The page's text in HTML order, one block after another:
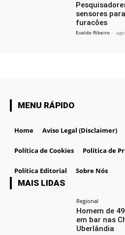
sensores
furacões
Evaldo Ribeiro -
MENU RÁPIDO
Home Aviso Legal (Disclaimer)
Política de Cookies Política de
Política Editorial Sobre Nós
MAIS LIDAS
Regional
Homem de
em bar nas
Uberlândia